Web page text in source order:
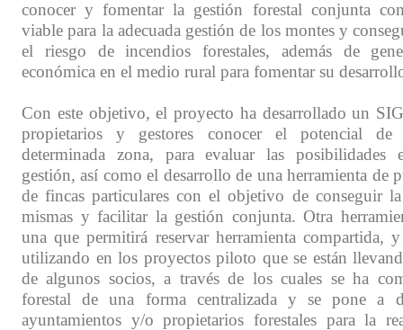
conocer y fomentar la gestión forestal conjunta
viable para la adecuada gestión de los montes y
el riesgo de incendios forestales, además de
económica en el medio rural para fomentar su
Con este objetivo, el proyecto ha desarrollado un
propietarios y gestores conocer el potencial
determinada zona, para evaluar las posibilidades
gestión, así como el desarrollo de una herramienta de
de fincas particulares con el objetivo de conseguir
mismas y facilitar la gestión conjunta. Otra
una que permitirá reservar herramienta compartida,
utilizando en los proyectos piloto que se están
de algunos socios, a través de los cuales se ha
forestal de una forma centralizada y se pone a
ayuntamientos y/o propietarios forestales para la